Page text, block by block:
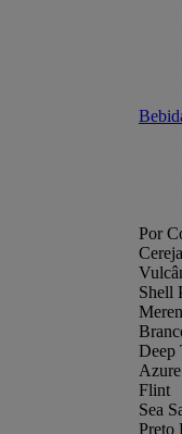
Por
Cereja
Shell
Deep
Azure
Flint
Sea
Preto